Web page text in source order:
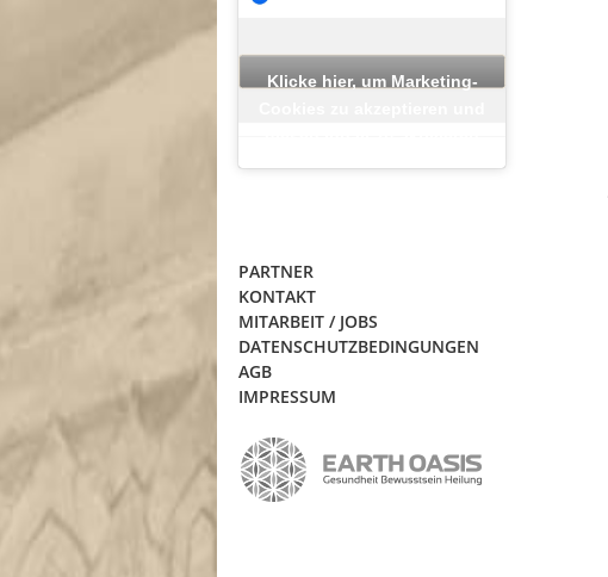
Klicke hier, um Marketing-
PARTNER
KONTAKT
MITARBEIT / JOBS
DATENSCHUTZBEDINGUNGEN
AGB
IMPRESSUM